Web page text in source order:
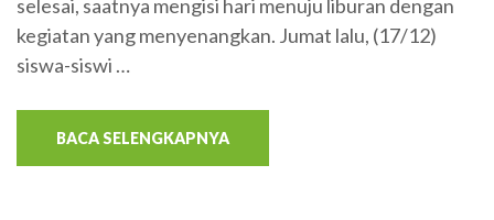
selesai, saatnya mengisi hari menuju liburan dengan
kegiatan yang menyenangkan. Jumat lalu, (17/12)
siswa-siswi …
BACA SELENGKAPNYA